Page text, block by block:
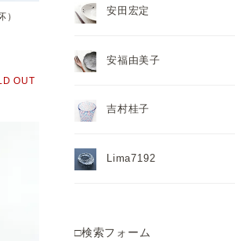
OUT
安田宏定
安福由美子
吉村桂子
Lima7192
□検索フォーム